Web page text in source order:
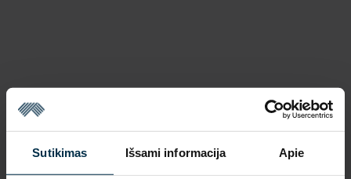
Sutikimas Išsami informacija Apie
Mūsų
dizainai